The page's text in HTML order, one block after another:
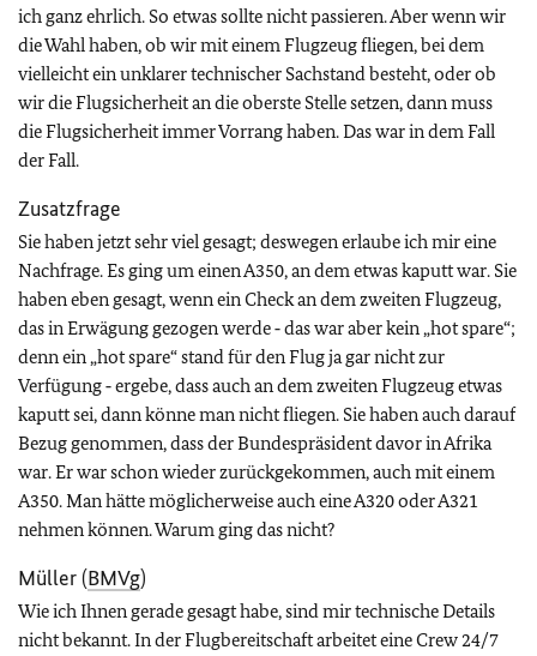
ich ganz ehrlich. So etwas sollte nicht passieren. Aber wenn wir
die Wahl haben, ob wir mit einem Flugzeug fliegen, bei dem
vielleicht ein unklarer technischer Sachstand besteht, oder ob
wir die Flugsicherheit an die oberste Stelle setzen, dann muss
die Flugsicherheit immer Vorrang haben. Das war in dem Fall
der Fall.
Zusatzfrage
Sie haben jetzt sehr viel gesagt; deswegen erlaube ich mir eine
Nachfrage. Es ging um einen A350, an dem etwas kaputt war. Sie
haben eben gesagt, wenn ein Check an dem zweiten Flugzeug,
das in Erwägung gezogen werde ‑ das war aber kein „hot spare“;
denn ein „hot spare“ stand für den Flug ja gar nicht zur
Verfügung ‑ ergebe, dass auch an dem zweiten Flugzeug etwas
kaputt sei, dann könne man nicht fliegen. Sie haben auch darauf
Bezug genommen, dass der Bundespräsident davor in Afrika
war. Er war schon wieder zurückgekommen, auch mit einem
A350. Man hätte möglicherweise auch eine A320 oder A321
nehmen können. Warum ging das nicht?
Müller (BMVg)
Wie ich Ihnen gerade gesagt habe, sind mir technische Details
nicht bekannt. In der Flugbereitschaft arbeitet eine Crew 24/7